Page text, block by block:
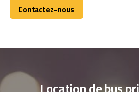
Contactez-nous
Contactez-nous